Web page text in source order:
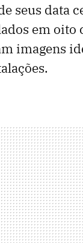
seus data
em oito
imagens